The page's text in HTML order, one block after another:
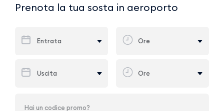
Prenota la tua sosta in aeroporto